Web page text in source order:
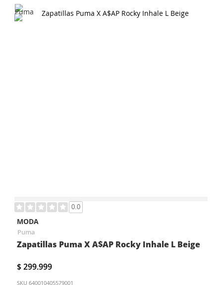
0.0
MODA
Puma
Zapatillas Puma X A$AP Rocky Inhale L Beige
$ 299.999
SKU 640010405579001